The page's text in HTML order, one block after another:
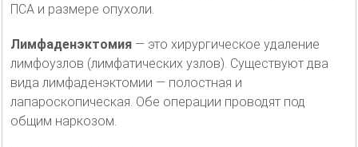
ПСА и размере опухоли.
Лимфаденэктомия — это хирургическое удаление
лимфоузлов (лимфатических узлов). Существуют два
вида лимфаденэктомии — полостная и
лапароскопическая. Обе операции проводят под
общим наркозом.